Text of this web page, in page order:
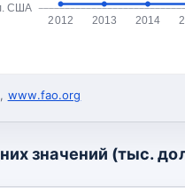
США
2012 2013 2014
, www.fao.org
значений (тыс.